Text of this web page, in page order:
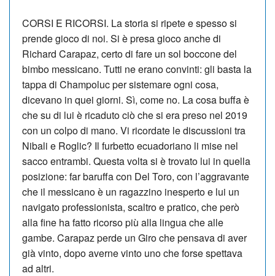
CORSI E RICORSI. La storia si ripete e spesso si
prende gioco di noi. Si è presa gioco anche di
Richard Carapaz, certo di fare un sol boccone del
bimbo messicano. Tutti ne erano convinti: gli basta la
tappa di Champoluc per sistemare ogni cosa,
dicevano in quei giorni. Sì, come no. La cosa buffa è
che su di lui è ricaduto ciò che si era preso nel 2019
con un colpo di mano. Vi ricordate le discussioni tra
Nibali e Roglic? Il furbetto ecuadoriano li mise nel
sacco entrambi. Questa volta si è trovato lui in quella
posizione: far baruffa con Del Toro, con l’aggravante
che il messicano è un ragazzino inesperto e lui un
navigato professionista, scaltro e pratico, che però
alla fine ha fatto ricorso più alla lingua che alle
gambe. Carapaz perde un Giro che pensava di aver
già vinto, dopo averne vinto uno che forse spettava
ad altri.